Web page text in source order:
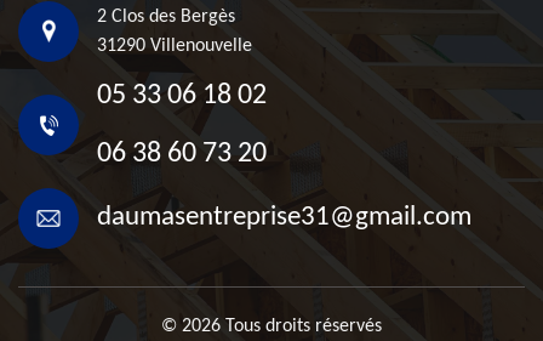
2 Clos des Bergès
31290 Villenouvelle
05 33 06 18 02
06 38 60 73 20
daumasentreprise31@gmail.com
© 2026 Tous droits réservés